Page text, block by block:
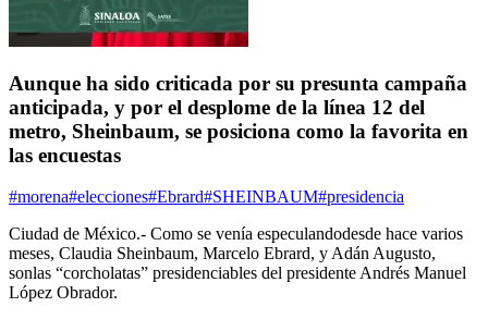
Aunque ha sido criticada por su presunta campaña
anticipada, y por el desplome de la línea 12 del
metro, Sheinbaum, se posiciona como la favorita en
las encuestas
#morena#elecciones#Ebrard#SHEINBAUM#presidencia
Ciudad de México.- Como se venía especulandodesde hace varios
meses, Claudia Sheinbaum, Marcelo Ebrard, y Adán Augusto,
sonlas “corcholatas” presidenciables del presidente Andrés Manuel
López Obrador.